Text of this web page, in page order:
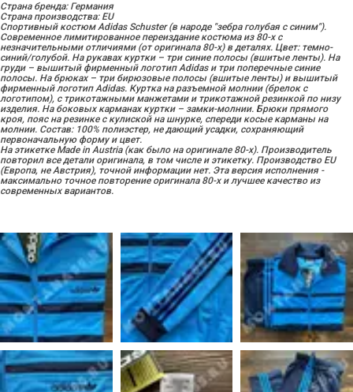
Страна бренда: Германия
Страна производства: EU
Спортивный костюм Adidas Schuster (в народе "зебра голубая с синим").
Современное лимитированное переиздание костюма из 80-х с
незначительными отличиями (от оригинала 80-х) в деталях. Цвет: темно-
синий/голубой. На рукавах куртки – три синие полосы (вшитые ленты). На
груди – вышитый фирменный логотип Adidas и три поперечные синие
полосы. На брюках – три бирюзовые полосы (вшитые ленты) и вышитый
фирменный логотип Adidas. Куртка на разъемной молнии (брелок с
логотипом), с трикотажными манжетами и трикотажной резинкой по низу
изделия. На боковых карманах куртки – замки-молнии. Брюки прямого
кроя, пояс на резинке с кулиской на шнурке, спереди косые карманы на
молнии. Состав: 100% полиэстер, не дающий усадки, сохраняющий
первоначальную форму и цвет.
На этикетке Made in Austria (как было на оригинале 80-х). Производитель
повторил все детали оригинала, в том числе и этикетку. Производство EU
(Европа, не Австрия), точной информации нет. Эта версия исполнения -
максимально точное повторение оригинала 80-х и лучшее качество из
современных вариантов.